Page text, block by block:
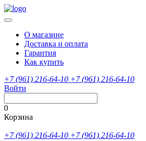
О магазине
Доставка и оплата
Гарантия
Как купить
+7 (961) 216-64-10 +7 (961) 216-64-10
Войти
0
Корзина
+7 (961) 216-64-10 +7 (961) 216-64-10